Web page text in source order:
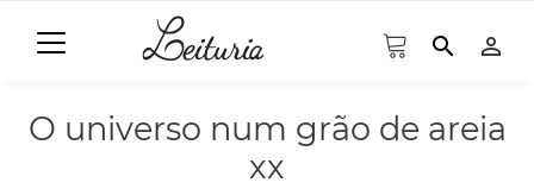
search person_outline
O universo num grão de areia
xx